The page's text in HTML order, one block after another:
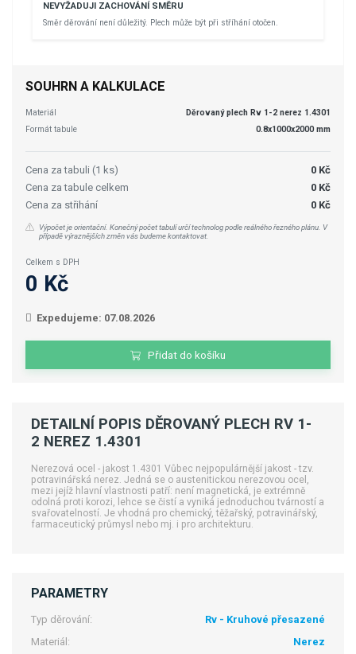
NEVYŽADUJI ZACHOVÁNÍ SMĚRU
Směr děrování není důležitý. Plech může být při stříhání otočen.
SOUHRN A KALKULACE
Materiál
Děrovaný plech Rv 1-2 nerez 1.4301
Formát tabule
0.8x1000x2000 mm
Cena za tabuli (1 ks)
0 Kč
Cena za tabule celkem
0 Kč
Cena za střihání
0 Kč
Výpočet je orientační. Konečný počet tabulí určí technolog podle reálného řezného plánu. V
případě výraznějších změn vás budeme kontaktovat.
Celkem s DPH
0 Kč
Expedujeme: 07.08.2026
Přidat do košíku
DETAILNÍ POPIS DĚROVANÝ PLECH RV 1-
2 NEREZ 1.4301
Nerezová ocel - jakost 1.4301 Vůbec nejpopulárnější jakost - tzv.
potravinářská nerez. Jedná se o austenitickou nerezovou ocel,
mezi jejíž hlavní vlastnosti patří: není magnetická, je extrémně
odolná proti korozi, lehce se čistí a vyniká jednoduchou tvárností a
svařovatelností. Je vhodná pro chemický, těžařský, potravinářský,
farmaceutický průmysl nebo mj. i pro architekturu.
PARAMETRY
Typ děrování:
Rv - Kruhové přesazené
Materiál:
Nerez